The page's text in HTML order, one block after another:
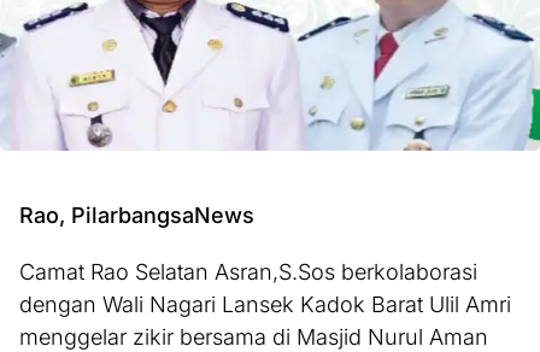
Rao, PilarbangsaNews
Camat Rao Selatan Asran,S.Sos berkolaborasi
dengan Wali Nagari Lansek Kadok Barat Ulil Amri
menggelar zikir bersama di Masjid Nurul Aman